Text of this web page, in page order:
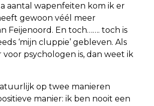
aantal wapenfeiten kom ik er
gewoon véél meer
Feijenoord. En toch……. toch is
‘mijn cluppie’ gebleven. Als
psychologen is, dan weet ik
op twee manieren
manier: ik ben nooit een